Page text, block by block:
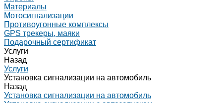
Материалы
Мотосигнализации
Противоугонные комплексы
GPS трекеры, маяки
Подарочный сертификат
Услуги
Назад
Услуги
Установка сигнализации на автомобиль
Назад
Установка сигнализации на автомобиль